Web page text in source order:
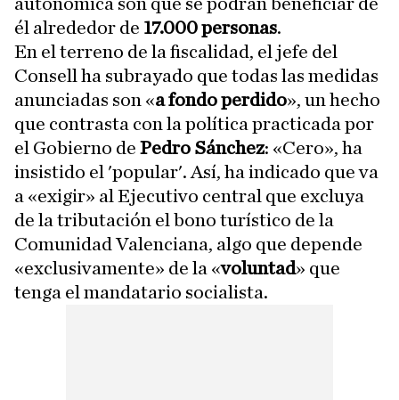
él alrededor de 17.000 personas.
En el terreno de la fiscalidad, el jefe del
Consell ha subrayado que todas las medidas
anunciadas son «a fondo perdido», un hecho
que contrasta con la política practicada por
el Gobierno de Pedro Sánchez: «Cero», ha
insistido el 'popular'. Así, ha indicado que va
a «exigir» al Ejecutivo central que excluya
de la tributación el bono turístico de la
Comunidad Valenciana, algo que depende
«exclusivamente» de la «voluntad» que
tenga el mandatario socialista.